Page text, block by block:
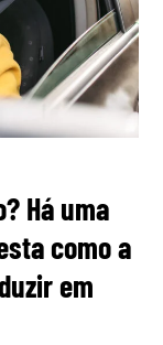
Há uma
como a
em